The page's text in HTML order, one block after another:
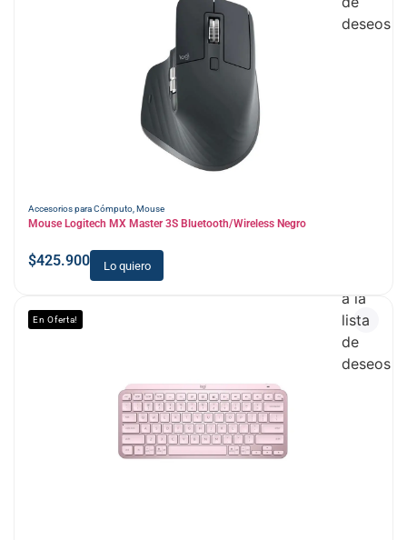
Accesorios para Cómputo Mouse
Mouse Logitech MX Master 3S Bluetooth/Wireless Negro
$425.900 Lo quiero
deseos
En Oferta!
a la
lista
de
deseos